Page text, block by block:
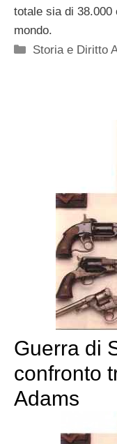
totale sia di
mondo.
Categorie
Storia e Diritto
Guerra di
confronto
Adams